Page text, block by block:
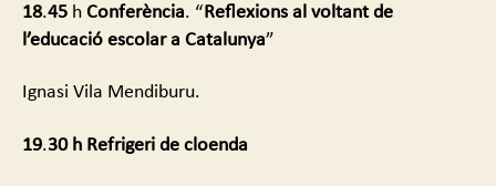
18.45 h Conferència. “Reflexions al voltant de
l’educació escolar a Catalunya”
Ignasi Vila Mendiburu.
19.30 h Refrigeri de cloenda